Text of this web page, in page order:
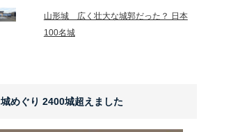
山形城 広く壮大な城郭だった？ 日本
100名城
城めぐり 2400城超えました